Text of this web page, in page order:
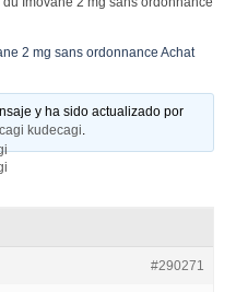
2 mg sans ordonnance Achat
y ha sido actualizado por
kudecagi.
#290271